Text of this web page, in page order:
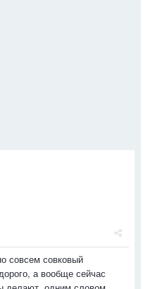
совсем совковый
а вообще сейчас